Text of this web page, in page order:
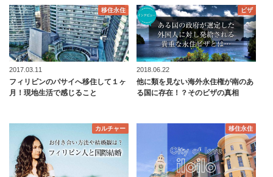
移住永住
2017.03.11
フィリピンのパサイへ移住して１ヶ
月！現地生活で感じること
ビザ
2018.06.22
他に類を見ない海外永住権が南のあ
る国に存在！？そのビザの真相
カルチャー 移住永住